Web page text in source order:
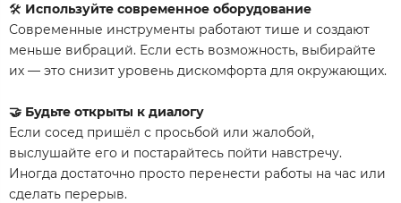
🛠️ Используйте современное оборудование
Современные инструменты работают тише и создают
меньше вибраций. Если есть возможность, выбирайте
их — это снизит уровень дискомфорта для окружающих.
🤝 Будьте открыты к диалогу
Если сосед пришёл с просьбой или жалобой,
выслушайте его и постарайтесь пойти навстречу.
Иногда достаточно просто перенести работы на час или
сделать перерыв.